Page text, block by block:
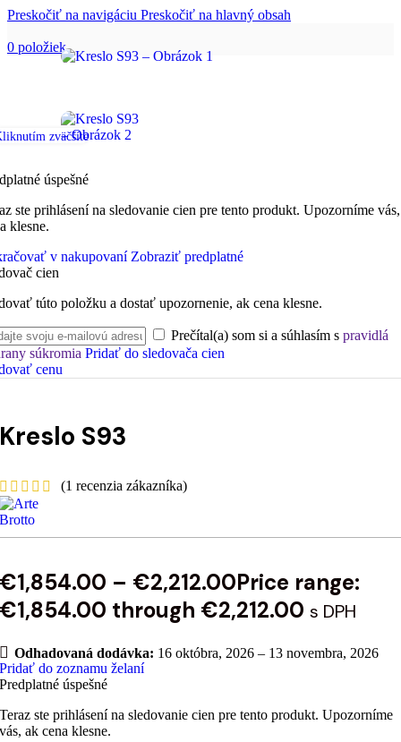
Preskočiť na navigáciu Preskočiť na hlavný obsah
0 položiek
zväčšíte
úspešné
ste prihlásení na sledovanie cien pre tento produkt. Upozorníme
klesne.
v nakupovaní Zobraziť predplatné
cien
túto položku a dostať upozornenie, ak cena klesne.
Prečítal(a) som si a súhlasím s pravidlá
súkromia Pridať do sledovača cien
cenu
Kreslo S93
(1 recenzia zákazníka)
€1,854.00 – €2,212.00Price range:
€1,854.00 through €2,212.00 s DPH
Odhadovaná dodávka: 16 októbra, 2026 – 13 novembra, 2026
Pridať do zoznamu želaní
Predplatné úspešné
Teraz ste prihlásení na sledovanie cien pre tento produkt. Upozorníme
vás, ak cena klesne.